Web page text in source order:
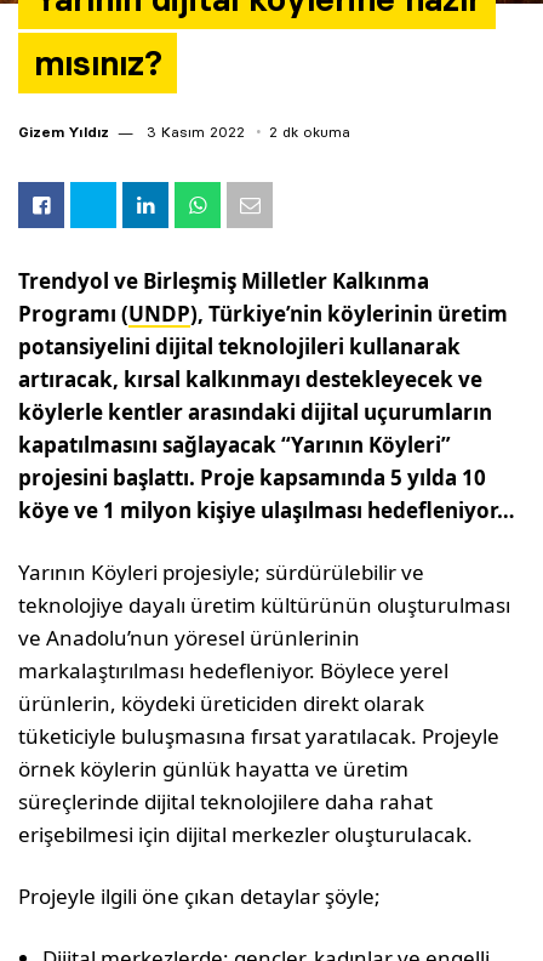
mısınız?
Gizem Yıldız 3 Kasım 2022 2 dk okuma
Trendyol ve Birleşmiş Milletler Kalkınma
Programı (UNDP), Türkiye’nin köylerinin üretim
potansiyelini dijital teknolojileri kullanarak
artıracak, kırsal kalkınmayı destekleyecek ve
köylerle kentler arasındaki dijital uçurumların
kapatılmasını sağlayacak “Yarının Köyleri”
projesini başlattı. Proje kapsamında 5 yılda 10
köye ve 1 milyon kişiye ulaşılması hedefleniyor…
Yarının Köyleri projesiyle; sürdürülebilir ve
teknolojiye dayalı üretim kültürünün oluşturulması
ve Anadolu’nun yöresel ürünlerinin
markalaştırılması hedefleniyor. Böylece yerel
ürünlerin, köydeki üreticiden direkt olarak
tüketiciyle buluşmasına fırsat yaratılacak. Projeyle
örnek köylerin günlük hayatta ve üretim
süreçlerinde dijital teknolojilere daha rahat
erişebilmesi için dijital merkezler oluşturulacak.
Projeyle ilgili öne çıkan detaylar şöyle;